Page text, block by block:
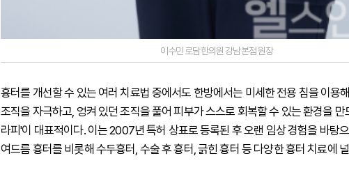
이수민 로담한의원 강남본점 원장
흉터를 개선할 수 있는 여러 치료법 중에서도 한방에서는 미세한 전용 침을 이용
조직을 자극하고, 엉켜 있던 조직을 풀어 피부가 스스로 회복할 수 있는 환경을 만
라피'이 대표적이다. 이는 2007년 특허 상표로 등록된 후 오랜 임상 경험을 바탕
여드름 흉터를 비롯해 수두흉터, 수술 후 흉터, 긁힌 흉터 등 다양한 흉터 치료에